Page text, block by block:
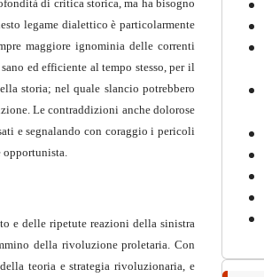
di critica storica, ma ha bisogno
legame dialettico è particolarmente
maggiore ignominia delle correnti
ed efficiente al tempo stesso, per il
storia; nel quale slancio potrebbero
Le contraddizioni anche dolorose
e segnalando con coraggio i pericoli
e delle ripetute reazioni della sinistra
della rivoluzione proletaria. Con
teoria e strategia rivoluzionaria, e